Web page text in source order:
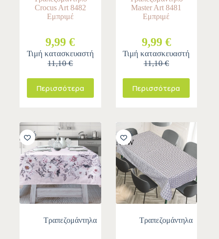
Crocus Art 8482
Εμπριμέ
9,99 €
Τιμή κατασκευαστή
11,10 €
Περισσότερα
Master Art 8481
Εμπριμέ
9,99 €
Τιμή κατασκευαστή
11,10 €
Περισσότερα
-10%
Τραπεζομάντηλα
-10%
NEW
Τραπεζομάντηλα